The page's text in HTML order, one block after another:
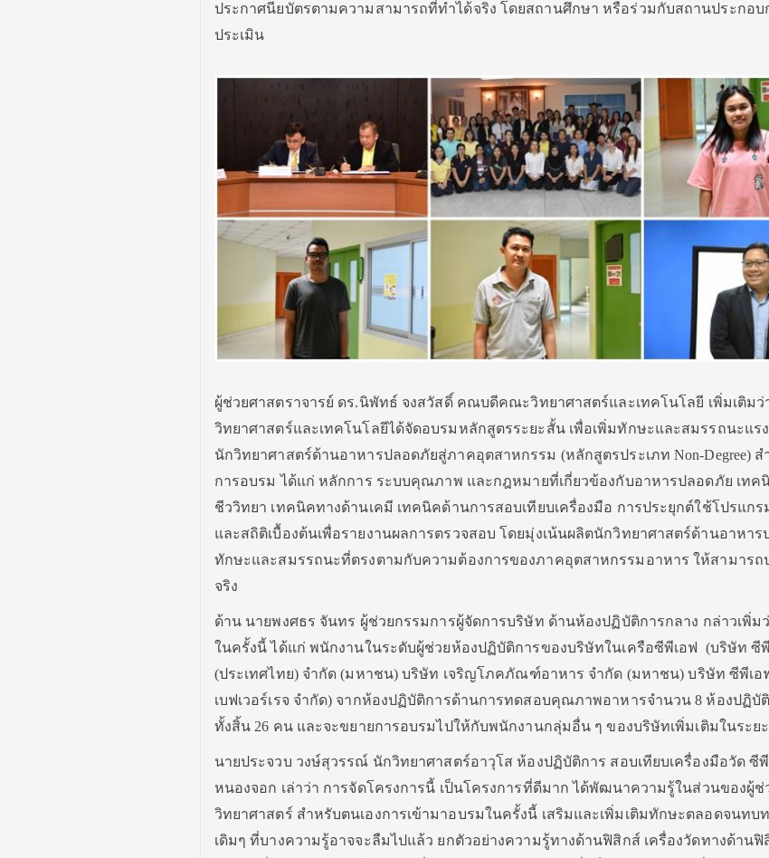
ประกาศนียบัตรตามความสามารถที่ทำได้จริง โดยสถานศึกษา หรือร่วมกับสถานประกอบ
ประเมิน
ผู้ช่วยศาสตราจารย์ ดร.นิพัทธ์ จงสวัสดิ์ คณบดีคณะวิทยาศาสตร์และเทคโนโลยี เพิ่มเติม
วิทยาศาสตร์และเทคโนโลยีได้จัดอบรมหลักสูตรระยะสั้น เพื่อเพิ่มทักษะและสมรรถนะแร
นักวิทยาศาสตร์ด้านอาหารปลอดภัยสู่ภาคอุตสาหกรรม (หลักสูตรประเภท Non-Degree)
การอบรม ได้แก่ หลักการ ระบบคุณภาพ และกฎหมายที่เกี่ยวข้องกับอาหารปลอดภัย เทค
ชีววิทยา เทคนิคทางด้านเคมี เทคนิคด้านการสอบเทียบเครื่องมือ การประยุกต์ใช้โปรแก
และสถิติเบื้องต้นเพื่อรายงานผลการตรวจสอบ โดยมุ่งเน้นผลิตนักวิทยาศาสตร์ด้านอาหา
ทักษะและสมรรถนะที่ตรงตามกับความต้องการของภาคอุตสาหกรรมอาหาร ให้สามารถ
จริง
ด้าน นายพงศธร จันทร ผู้ช่วยกรรมการผู้จัดการบริษัท ด้านห้องปฏิบัติการกลาง กล่าวเพิ่ม
ในครั้งนี้ ได้แก่ พนักงานในระดับผู้ช่วยห้องปฏิบัติการของบริษัทในเครือซีพีเอฟ (บริษัท ซี
(ประเทศไทย) จำกัด (มหาชน) บริษัท เจริญโภคภัณฑ์อาหาร จำกัด (มหาชน) บริษัท ซีพีเ
เบฟเวอร์เรจ จำกัด) จากห้องปฏิบัติการด้านการทดสอบคุณภาพอาหารจำนวน 8 ห้องปฏิบั
ทั้งสิ้น 26 คน และจะขยายการอบรมไปให้กับพนักงานกลุ่มอื่น ๆ ของบริษัทเพิ่มเติมในระย
นายประจวบ วงษ์สุวรรณ์ นักวิทยาศาสตร์อาวุโส ห้องปฏิบัติการ สอบเทียบเครื่องมือวัด ซีพี
หนองจอก เล่าว่า การจัดโครงการนี้ เป็นโครงการที่ดีมาก ได้พัฒนาความรู้ในส่วนของผู้ช่
วิทยาศาสตร์ สำหรับตนเองการเข้ามาอบรมในครั้งนี้ เสริมและเพิ่มเติมทักษะตลอดจนทบ
เดิมๆ ที่บางความรู้อาจจะลืมไปแล้ว ยกตัวอย่างความรู้ทางด้านฟิสิกส์ เครื่องวัดทางด้าน